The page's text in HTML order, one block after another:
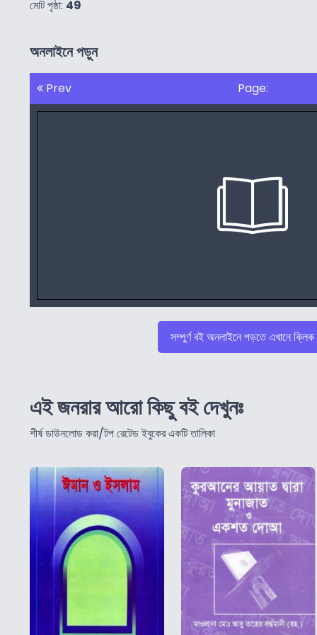
মোট পৃষ্ঠা: 49
অনলাইনে পড়ুন
Prev Page:
সম্পুর্ণ বই অনলাইনে পড়তে এখানে
এই জনরার আরো কিছু বই দেখুনঃ
শীর্ষ ডাউনলোড করা/টপ রেটেড ইবুকের একটি তালিকা